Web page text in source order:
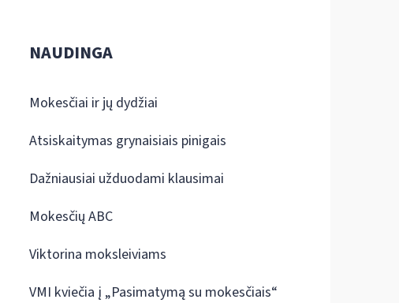
NAUDINGA
Mokesčiai ir jų dydžiai
Atsiskaitymas grynaisiais pinigais
Dažniausiai užduodami klausimai
Mokesčių ABC
Viktorina moksleiviams
VMI kviečia į „Pasimatymą su mokesčiais“